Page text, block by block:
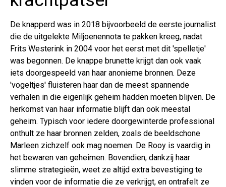
De knapperd was in 2018 bijvoorbeeld de eerste journalist
die de uitgelekte Miljoenennota te pakken kreeg, nadat
Frits Westerink in 2004 voor het eerst met dit 'spelletje'
was begonnen. De knappe brunette krijgt dan ook vaak
iets doorgespeeld van haar anonieme bronnen. Deze
'vogeltjes' fluisteren haar dan de meest spannende
verhalen in die eigenlijk geheim hadden moeten blijven. De
herkomst van haar informatie blijft dan ook meestal
geheim. Typisch voor iedere doorgewinterde professional
onthult ze haar bronnen zelden, zoals de beeldschone
Marleen zichzelf ook mag noemen. De Rooy is vaardig in
het bewaren van geheimen. Bovendien, dankzij haar
slimme strategieën, weet ze altijd extra bevestiging te
vinden voor de informatie die ze verkrijgt, en ontrafelt ze